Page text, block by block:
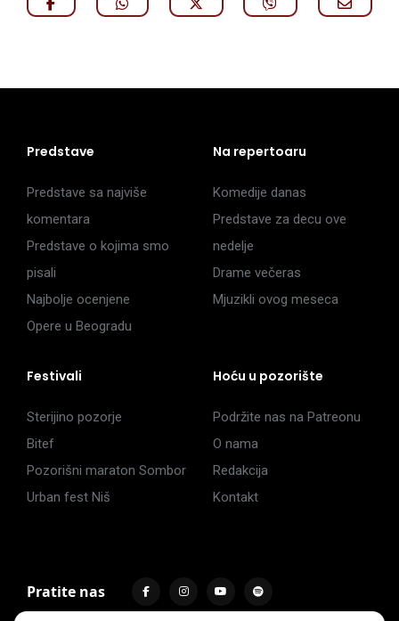
Predstave
Predstave sa najviše
komentara
Predstave o kojima smo
pisali
Najbolje ocenjene
Opere u Beogradu
Na repertoaru
Komedije danas
Predstave za decu ove
nedelje
Drame večeras
Mjuzikli ovog meseca
Festivali
Sterijino pozorje
Bitef
Pozorišni maraton Sombor
Urban fest Niš
Hoću u pozorište
Podržite nas na Patreonu
O nama
Redakcija
Kontakt
Pratite nas